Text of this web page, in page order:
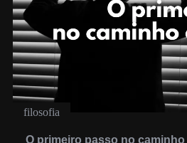
filosofia
O primeiro passo no